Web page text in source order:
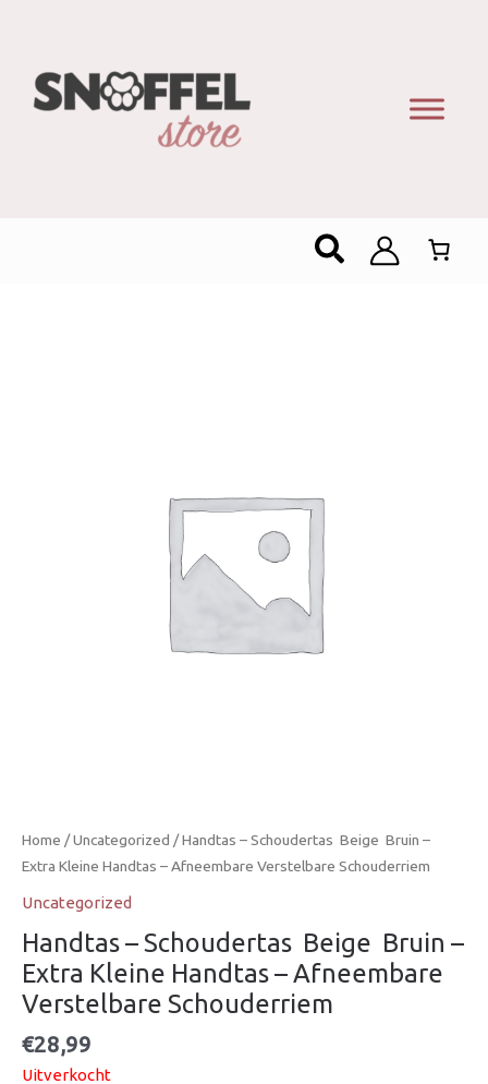
Zoeken
Home /Uncategorized / Handtas – Schoudertas  Beige  Bruin –
Extra Kleine Handtas – Afneembare Verstelbare Schouderriem
Uncategorized
Handtas – Schoudertas  Beige  Bruin –
Extra Kleine Handtas – Afneembare
Verstelbare Schouderriem
€28,99
Uitverkocht